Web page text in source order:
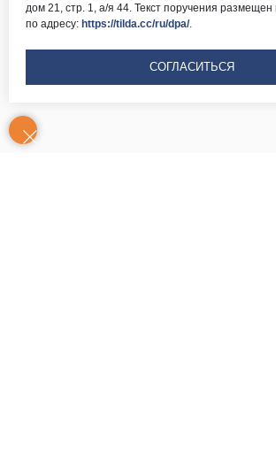
дом 21, стр. 1, а/я 44. Текст поручения размещен
по адресу: https://tilda.cc/ru/dpa/.
СОГЛАСИТЬСЯ